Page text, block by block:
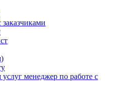
заказчиками
менеджер по работе с